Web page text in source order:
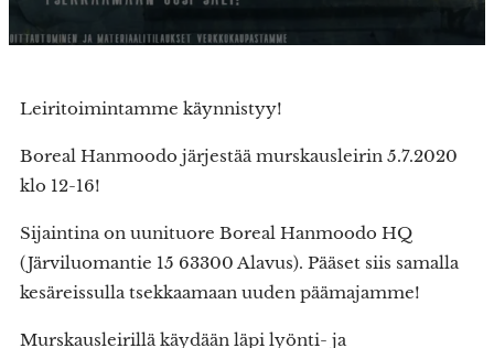
Leiritoimintamme käynnistyy!
Boreal Hanmoodo järjestää murskausleirin 5.7.2020
klo 12-16!
Sijaintina on uunituore Boreal Hanmoodo HQ
(Järviluomantie 15 63300 Alavus). Pääset siis samalla
kesäreissulla tsekkaamaan uuden päämajamme!
Murskausleirillä käydään läpi lyönti- ja